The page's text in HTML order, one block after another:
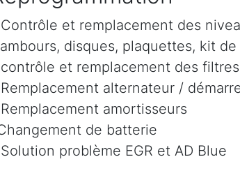
et remplacement des
disques, plaquettes, kit
et remplacement des filtres
alternateur /
amortisseurs
de batterie
problème EGR et AD Blue